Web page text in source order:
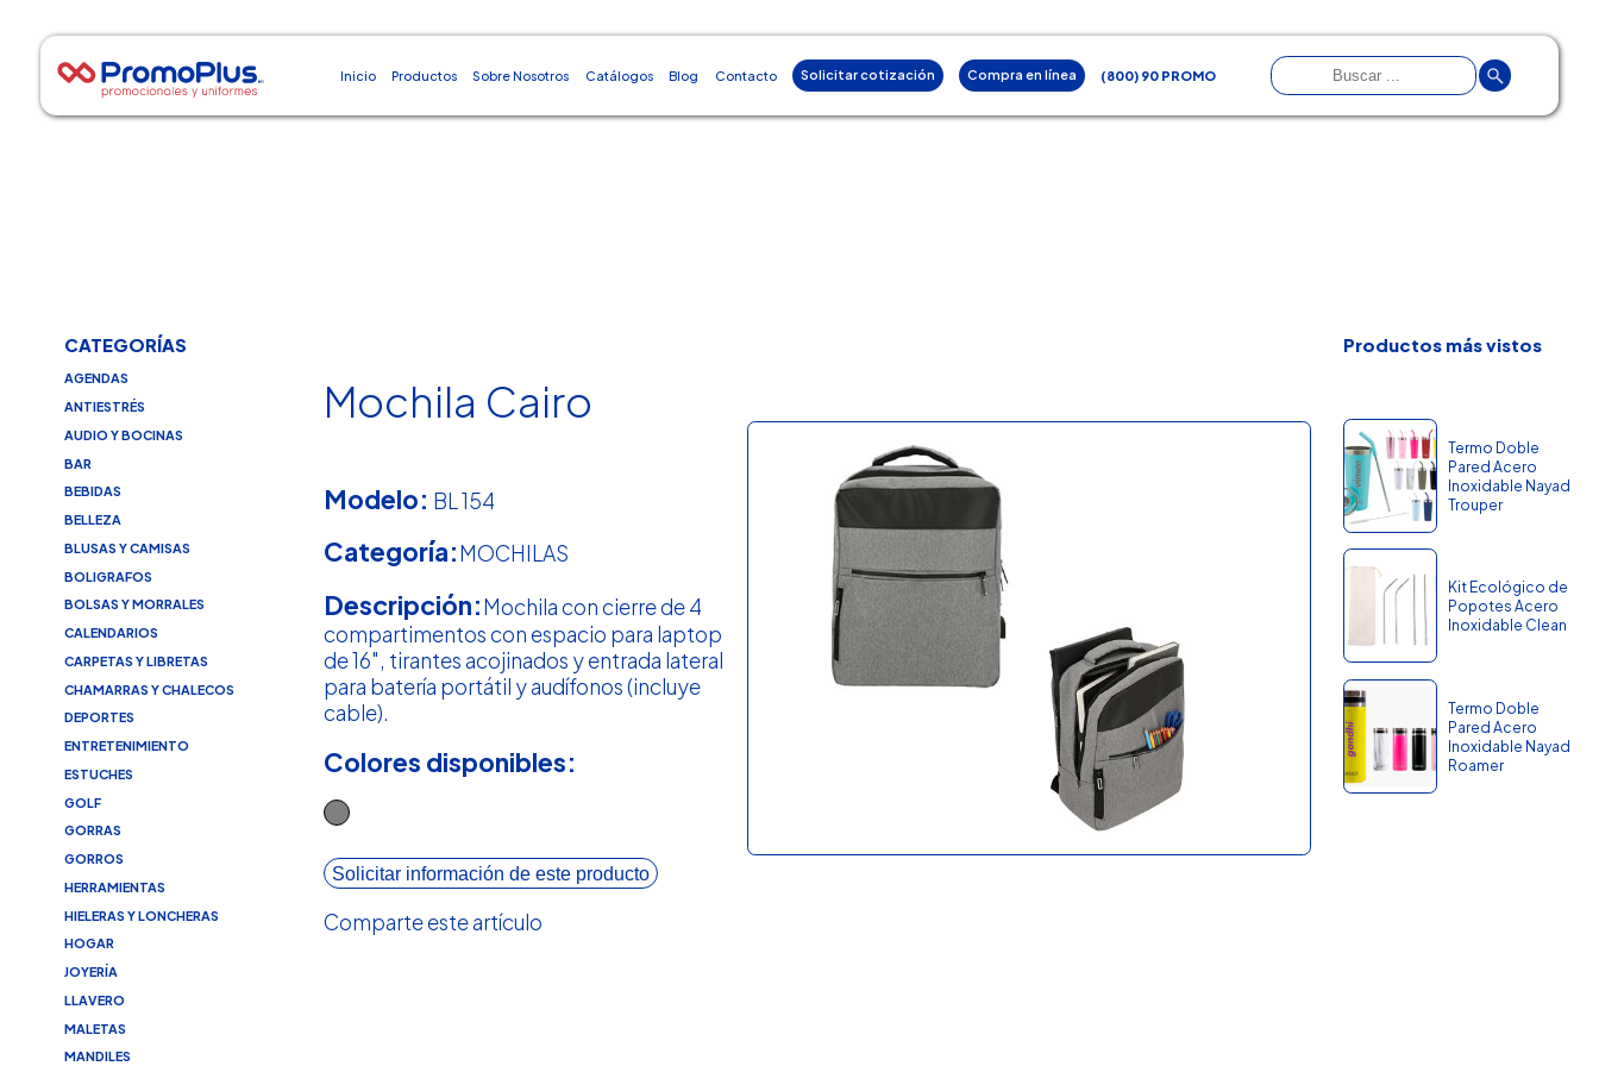
Inicio Productos Sobre Nosotros Catálogos Blog Contacto Solicitar cotización Compra en línea (800) 90 PROMO
CATEGORÍAS
AGENDAS
ANTIESTRÉS
AUDIO Y BOCINAS
BAR
BEBIDAS
BELLEZA
BLUSAS Y CAMISAS
BOLIGRAFOS
BOLSAS Y MORRALES
CALENDARIOS
CARPETAS Y LIBRETAS
CHAMARRAS Y CHALECOS
DEPORTES
ENTRETENIMIENTO
ESTUCHES
GOLF
GORRAS
GORROS
HERRAMIENTAS
HIELERAS Y LONCHERAS
HOGAR
JOYERÍA
LLAVERO
MALETAS
MANDILES
Mochila Cairo
Modelo: BL 154
Categoría:MOCHILAS
Descripción:Mochila con cierre de 4
compartimentos con espacio para laptop
de 16", tirantes acojinados y entrada lateral
para batería portátil y audífonos (incluye
cable).
Colores disponibles:
Solicitar información de este producto
Comparte este artículo
Productos más vistos
Termo Doble
Pared Acero
Inoxidable Nayad
Trouper
Kit Ecológico de
Popotes Acero
Inoxidable Clean
Termo Doble
Pared Acero
Inoxidable Nayad
Roamer